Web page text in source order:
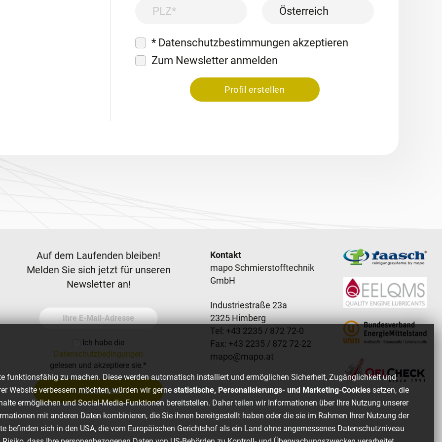
PLZ Land
E-Mail Adresse
* Datenschutzbestimmungen akzeptieren
Zum Newsletter anmelden
Profil erstellen
Newsletter
Auf dem Laufenden bleiben!
Melden Sie sich jetzt für unseren
Newsletter an!
Ihre E-Mail-Adresse
Ich habe die
Datenschutzbedingungen
gelesen und akzeptiere sie.*
Absenden
Footer content
Kontakt
mapo Schmierstofftechnik
GmbH
Industriestraße 23a
2325 Himberg
Tel: +43 2235 / 872 72-0
Fax: +43 2235 / 872 72-22
mapo@mapo.at
funktionsfähig zu machen. Diese werden automatisch installiert und ermöglichen Sicherheit, Zugänglichkeit und
Website verbessern möchten, würden wir gerne statistische, Personalisierungs- und Marketing-Cookies setzen, die
ermöglichen und Social-Media-Funktionen bereitstellen. Daher teilen wir Informationen über Ihre Nutzung unserer
mit anderen Daten kombinieren, die Sie ihnen bereitgestellt haben oder die sie im Rahmen Ihrer Nutzung der
befinden sich in den USA, die vom Europäischen Gerichtshof als ein Land ohne angemessenes Datenschutzniveau